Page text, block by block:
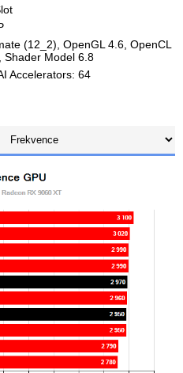
(12_2), OpenGL 4.6, OpenCL
Shader Model 6.8
Accelerators: 64